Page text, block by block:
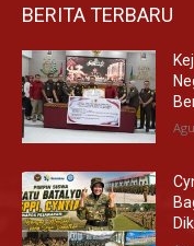
BERITA TERBARU